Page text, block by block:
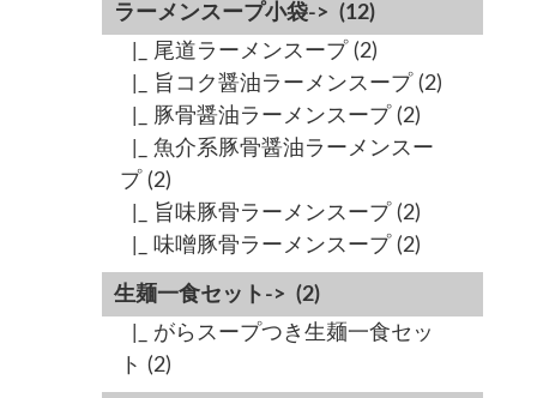
ラーメンスープ小袋-> (12)
|_ 尾道ラーメンスープ(2)
|_ 旨コク醤油ラーメンスープ(2)
|_ 豚骨醤油ラーメンスープ(2)
|_ 魚介系豚骨醤油ラーメンスー
プ(2)
|_ 旨味豚骨ラーメンスープ(2)
|_ 味噌豚骨ラーメンスープ(2)
生麺一食セット-> (2)
|_ がらスープつき生麺一食セッ
ト (2)